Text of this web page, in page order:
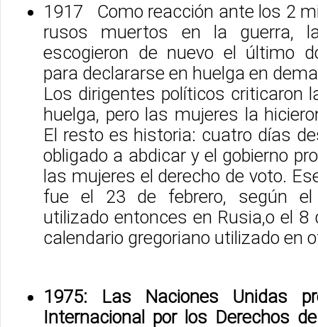
1917 Como reacción ante los 2
rusos muertos en la guerra,
escogieron de nuevo el último
para declararse en huelga en
Los dirigentes políticos criticaron
huelga, pero las mujeres la
El resto es historia: cuatro días
obligado a abdicar y el gobierno
las mujeres el derecho de voto.
fue el 23 de febrero, según el
utilizado entonces en Rusia,o el 8
calendario gregoriano utilizado en
1975: Las Naciones Unidas
Internacional por los Derechos